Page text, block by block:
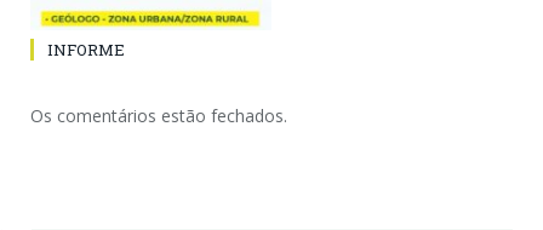
INFORME
Os comentários estão fechados.